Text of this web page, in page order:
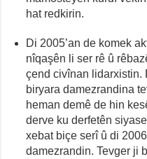
hat redkirin.
Di 2005’an de komek
nîqaşên li ser rê û
çend civînan lidarxistin.
biryara damezrandina
heman demê de hin
derve ku derfetên
xebat biçe serî û di
damezrandin. Tevger ji